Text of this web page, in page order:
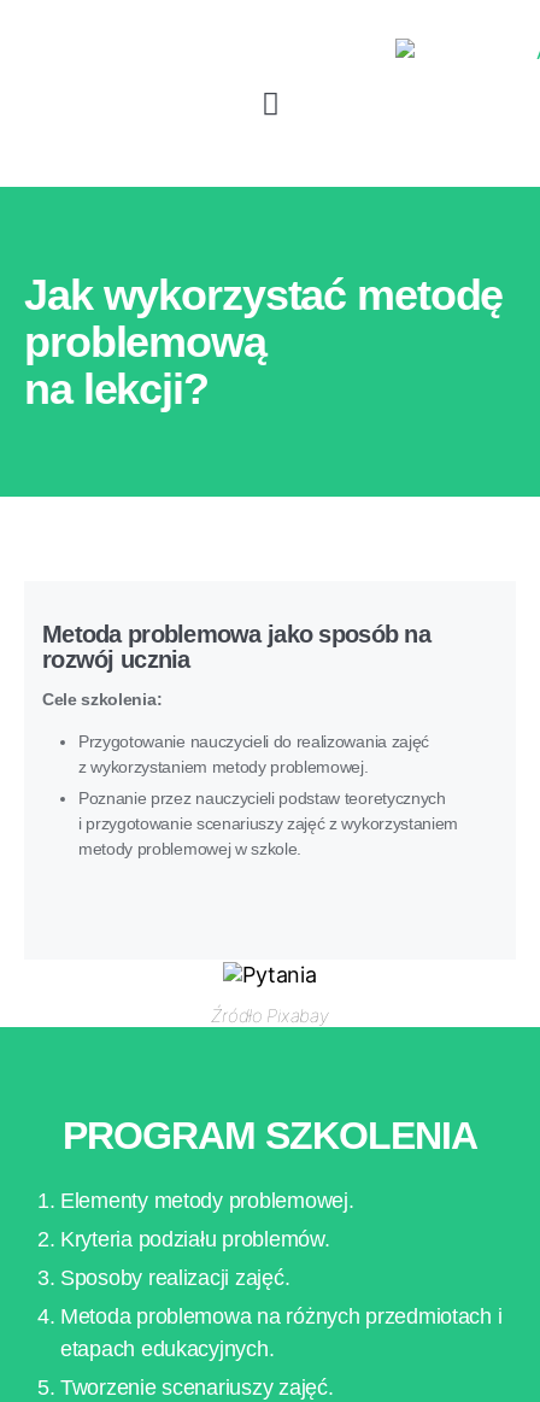
Jak wykorzystać metodę
problemową
na lekcji?
Metoda problemowa jako sposób na
rozwój ucznia
Cele szkolenia:
Przygotowanie nauczycieli do realizowania zajęć
z wykorzystaniem metody problemowej.
Poznanie przez nauczycieli podstaw teoretycznych
i przygotowanie scenariuszy zajęć z wykorzystaniem
metody problemowej w szkole.
Źródło Pixabay
PROGRAM SZKOLENIA
Elementy metody problemowej.
Kryteria podziału problemów.
Sposoby realizacji zajęć.
Metoda problemowa na różnych przedmiotach i
etapach edukacyjnych.
Tworzenie scenariuszy zajęć.